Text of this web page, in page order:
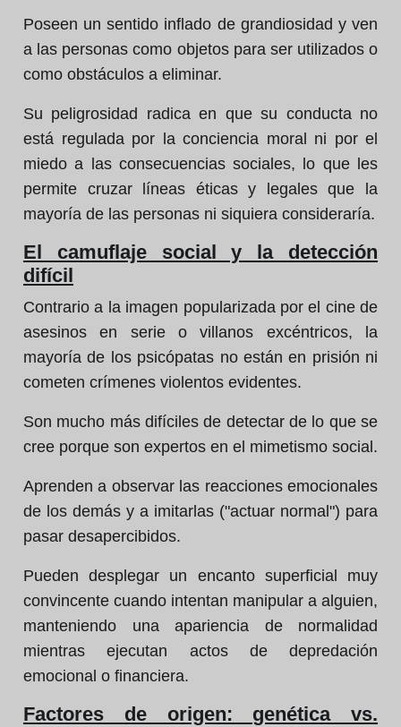
Poseen un sentido inflado de grandiosidad y ven
a las personas como objetos para ser utilizados o
como obstáculos a eliminar.
Su peligrosidad radica en que su conducta no
está regulada por la conciencia moral ni por el
miedo a las consecuencias sociales, lo que les
permite cruzar líneas éticas y legales que la
mayoría de las personas ni siquiera consideraría.
El camuflaje social y la detección
difícil
Contrario a la imagen popularizada por el cine de
asesinos en serie o villanos excéntricos, la
mayoría de los psicópatas no están en prisión ni
cometen crímenes violentos evidentes.
Son mucho más difíciles de detectar de lo que se
cree porque son expertos en el mimetismo social.
Aprenden a observar las reacciones emocionales
de los demás y a imitarlas ("actuar normal") para
pasar desapercibidos.
Pueden desplegar un encanto superficial muy
convincente cuando intentan manipular a alguien,
manteniendo una apariencia de normalidad
mientras ejecutan actos de depredación
emocional o financiera.
Factores de origen: genética vs.